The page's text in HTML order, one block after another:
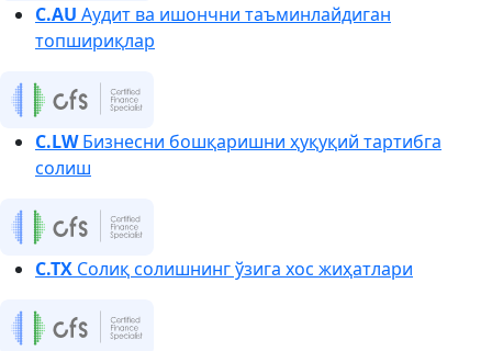
C.AU Аудит ва ишончни таъминлайдиган
топшириқлар
C.LWБизнесни бошқаришни ҳуқуқий тартибга
солиш
C.TX Солиқ солишнинг ўзига хос жиҳатлари